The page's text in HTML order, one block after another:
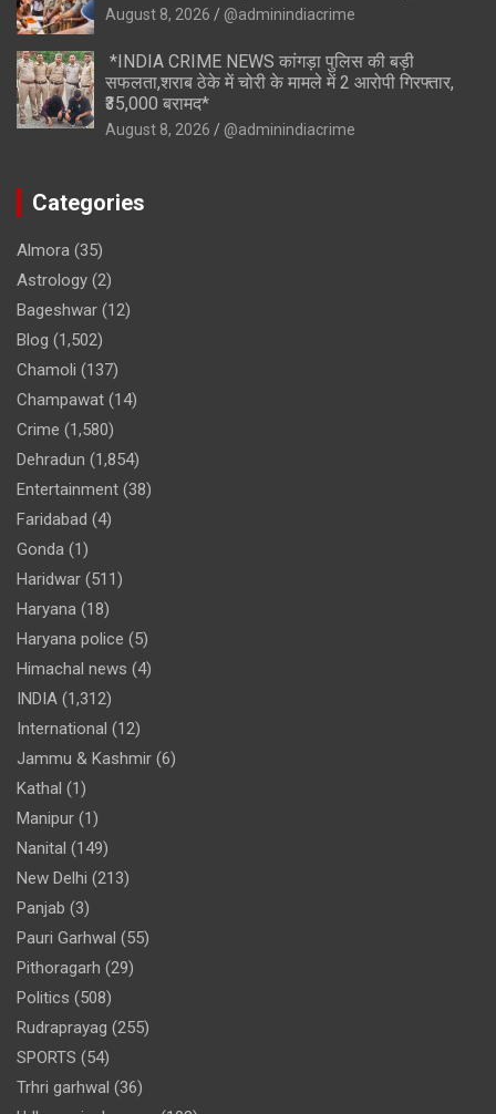
August 8, 2026 @adminindiacrime
*INDIA CRIME NEWS कांगड़ा पुलिस की बड़ी
सफलता,शराब ठेके में चोरी के मामले में 2 आरोपी गिरफ्तार,
₹35,000 बरामद*
August 8, 2026 @adminindiacrime
Categories
Almora (35)
Astrology (2)
Bageshwar (12)
Blog (1,502)
Chamoli (137)
Champawat (14)
Crime (1,580)
Dehradun (1,854)
Entertainment (38)
Faridabad (4)
Gonda (1)
Haridwar (511)
Haryana (18)
Haryana police (5)
Himachal news (4)
INDIA (1,312)
International (12)
Jammu & Kashmir (6)
Kathal (1)
Manipur (1)
Nanital (149)
New Delhi (213)
Panjab (3)
Pauri Garhwal (55)
Pithoragarh (29)
Politics (508)
Rudraprayag (255)
SPORTS (54)
Trhri garhwal (36)